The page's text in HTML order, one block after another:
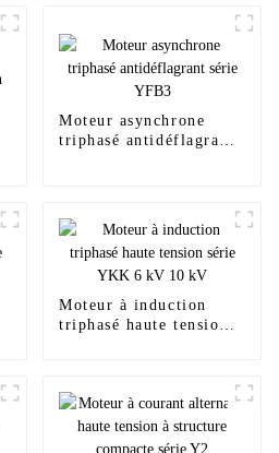
Moteur asynchrone
triphasé antidéflagrant
Moteur à induction
triphasé haute tension